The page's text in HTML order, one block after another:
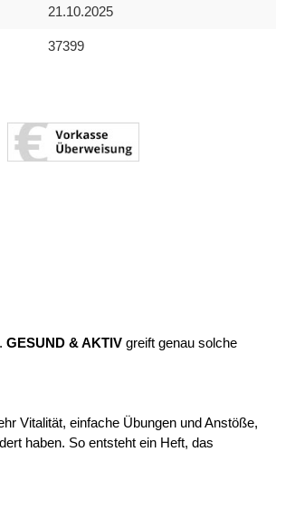
21.10.2025
37399
GESUND & AKTIV greift genau solche
Vitalität, einfache Übungen und Anstöße,
haben. So entsteht ein Heft, das